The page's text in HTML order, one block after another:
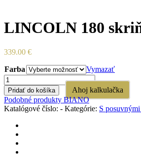
LINCOLN 180
339.00 €
Farba
Vymazať
množstvo
LINCOLN
180
skriňa
Pridať do košíka
Ahoj kalkulačka
Podobné produkty BIANO
Katalógové číslo: - Kategórie: S